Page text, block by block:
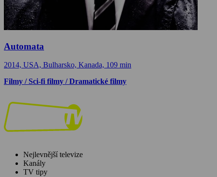
Automata
2014, USA, Bulharsko, Kanada, 109 min
Filmy / Sci-fi filmy / Dramatické filmy
Nejlevnější televize
Kanály
TV tipy